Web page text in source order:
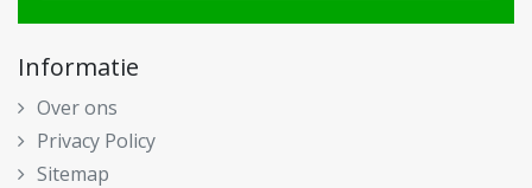
Informatie
Over ons
Privacy Policy
Sitemap